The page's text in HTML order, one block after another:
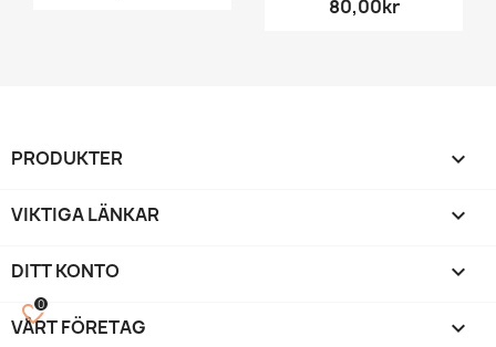
80,00kr
PRODUKTER 
VIKTIGA LÄNKAR 
DITT KONTO 
VÅRT FÖRETAG keyboard_arrow_down
favorite_border
0